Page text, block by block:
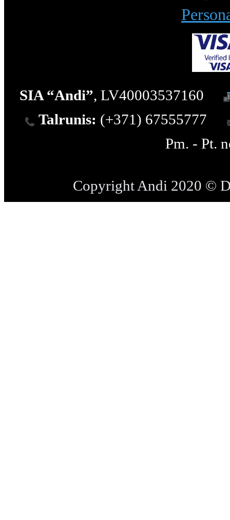
SIA “Andi”, LV40003537160
Talrunis: (+371) 67555777
Pm. - Pt.
Copyright Andi 2020 ©